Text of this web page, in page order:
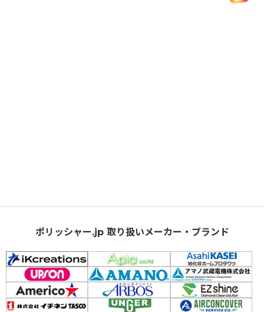
ポリッシャー.jp 取り扱いメーカー・ブランド